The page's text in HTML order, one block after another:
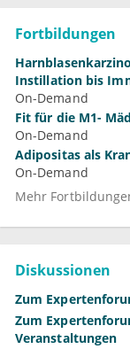
Fortbildungen
Instillation bis
On-Demand
Fit für die M1-
On-Demand
Adipositas als
On-Demand
Mehr
Diskussionen
Zum
Zum
Veranstaltungen